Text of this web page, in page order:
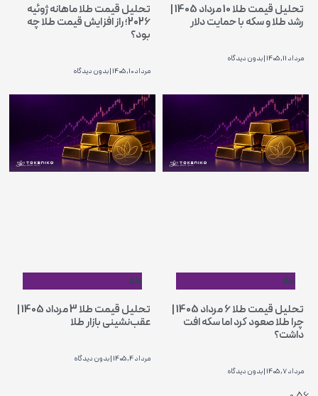
تحلیل قیمت طلا 10 مرداد 1405 |
رشد طلا و سکه با حمایت دلار
مرداد 11, 1405 بدون دیدگاه
تحلیل قیمت طلا ماهانه ژوئیه
2026؛ راز افزایش قیمت طلا چه
بود؟
مرداد 10, 1405 بدون دیدگاه
طلا
تحلیل قیمت طلا 6 مرداد 1405 |
چرا طلا صعود کرد اما سکه افت
داشت؟
مرداد 7, 1405 بدون دیدگاه
طلا
تحلیل قیمت طلا 3 مرداد 1405 |
عقب‌نشینی بازار طلا
مرداد 4, 1405 بدون دیدگاه